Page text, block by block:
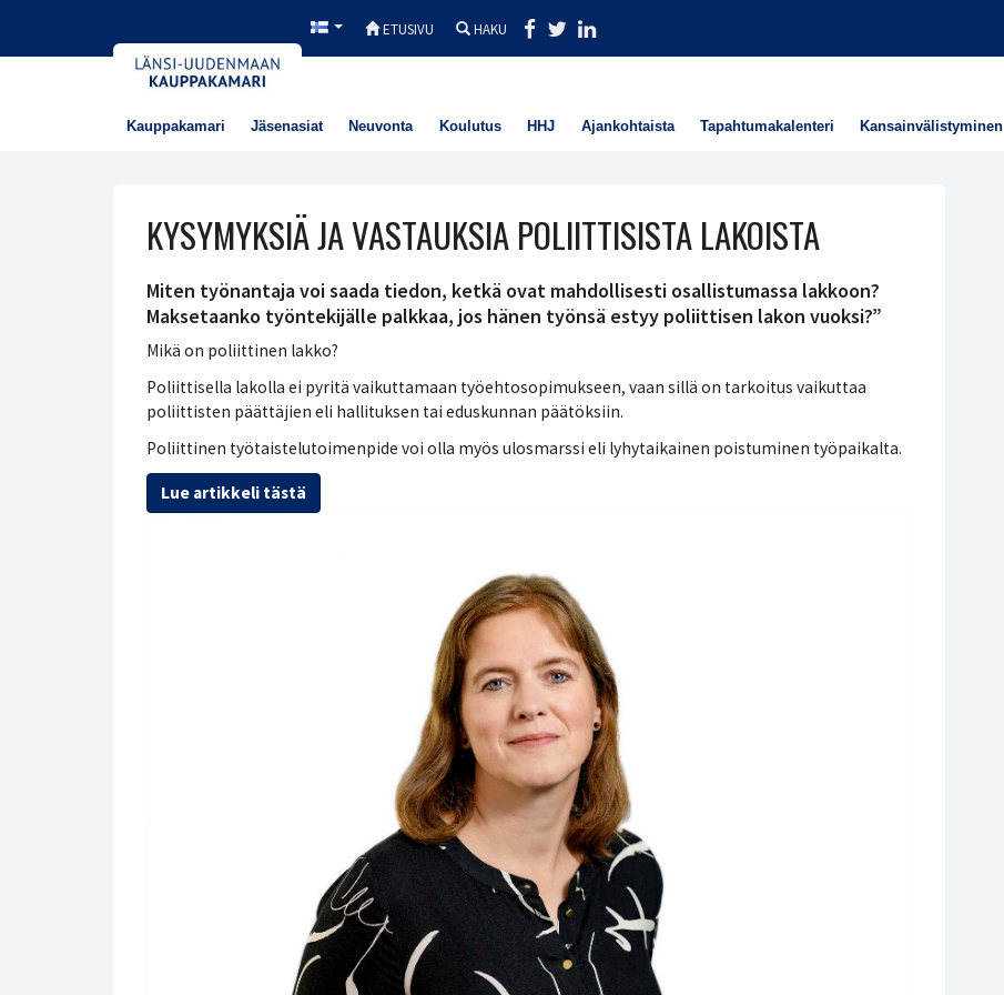
ETUSIVU HAKU
Kauppakamari Jäsenasiat Neuvonta Koulutus HHJ Ajankohtaista Tapahtumakalenteri Kansainvälistyminen
KYSYMYKSIÄ JA VASTAUKSIA POLIITTISISTA LAKOISTA
Miten työnantaja voi saada tiedon, ketkä ovat mahdollisesti osallistumassa lakkoon?
Maksetaanko työntekijälle palkkaa, jos hänen työnsä estyy poliittisen lakon vuoksi?”
Mikä on poliittinen lakko?
Poliittisella lakolla ei pyritä vaikuttamaan työehtosopimukseen, vaan sillä on tarkoitus vaikuttaa
poliittisten päättäjien eli hallituksen tai eduskunnan päätöksiin.
Poliittinen työtaistelutoimenpide voi olla myös ulosmarssi eli lyhytaikainen poistuminen työpaikalta.
Lue artikkeli tästä